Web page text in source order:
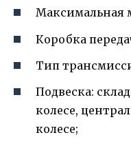
Максимальная
Коробка
Тип
Подвеска:
колесе,
колесе;